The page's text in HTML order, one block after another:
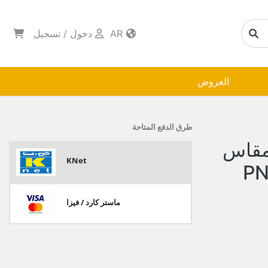
دخول / تسجيل
العروض
مقاس
طرق الدفع المتاحة
KNet
ماستر كارد / فيزا